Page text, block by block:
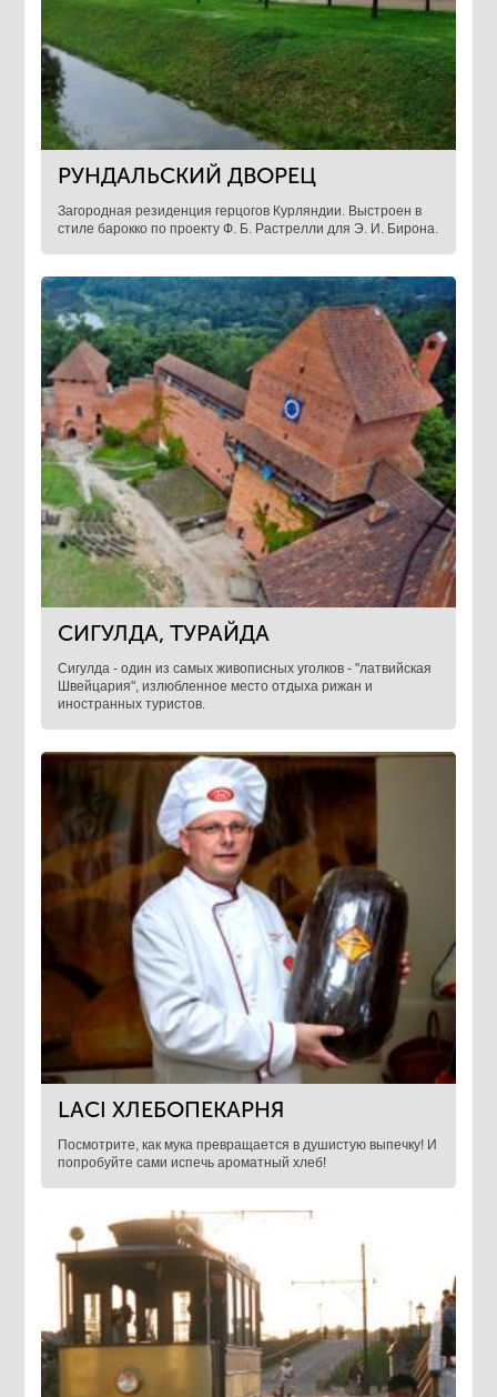
РУНДАЛЬСКИЙ ДВОРЕЦ
Загородная резиденция герцогов Курляндии. Выстроен в
стиле барокко по проекту Ф. Б. Растрелли для Э. И. Бирона.
СИГУЛДА, ТУРАЙДА
Сигулда - один из самых живописных уголков - "латвийская
Швейцария", излюбленное место отдыха рижан и
иностранных туристов.
LACI ХЛЕБОПЕКАРНЯ
Посмотрите, как мука превращается в душистую выпечку! И
попробуйте сами испечь ароматный хлеб!